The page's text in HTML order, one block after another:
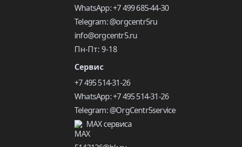
WhatsApp: +7 499 685-44-30
Telegram: @orgcentr5ru
info@orgcentr5.ru
Пн-Пт: 9-18
Сервис
+7 495 514-31-26
WhatsApp: +7 495 514-31-26
Telegram: @OrgCentr5service
MAX сервиса